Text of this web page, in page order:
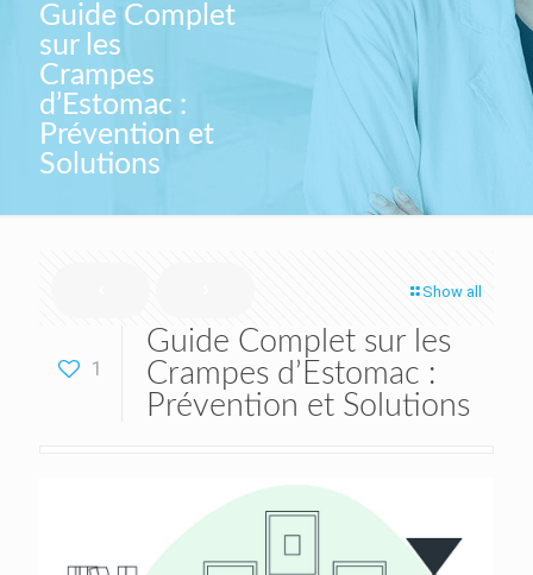
Guide Complet
sur les
Crampes
d’Estomac :
Prévention et
Solutions
Show all
1
Guide Complet sur les
Crampes d’Estomac :
Prévention et Solutions